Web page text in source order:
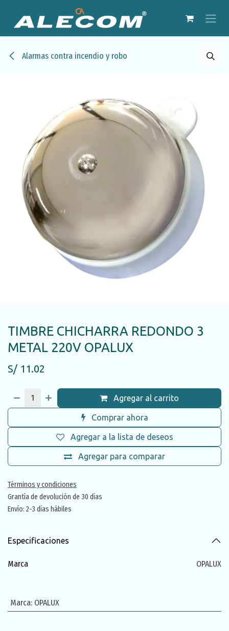
Alarmas contra incendio y robo
TIMBRE CHICHARRA REDONDO 3
METAL 220V OPALUX
S/ 11.02
Agregar al carrito
Comprar ahora
Agregar para comparar
Agregar a la lista de deseos
Términos y condiciones
Grantía de devolución de 30 días
Envío: 2-3 días hábiles
Especificaciones
Marca OPALUX
Marca: OPALUX